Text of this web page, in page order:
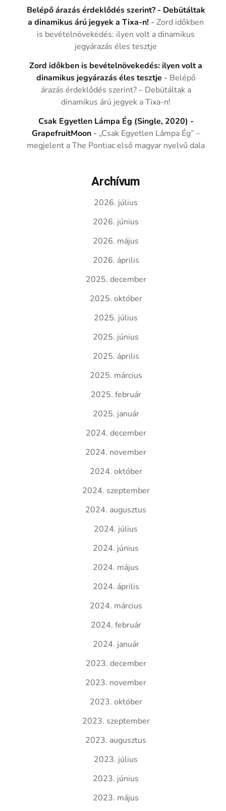
Belépő árazás érdeklődés szerint? - Debütáltak
a dinamikus árú jegyek a Tixa-n! -Zord időkben
is bevételnövekedés: ilyen volt a dinamikus
jegyárazás éles tesztje
Zord időkben is bevételnövekedés: ilyen volt a
dinamikus jegyárazás éles tesztje - Belépő
árazás érdeklődés szerint? – Debütáltak a
dinamikus árú jegyek a Tixa-n!
Csak Egyetlen Lámpa Ég (Single, 2020) -
GrapefruitMoon - „Csak Egyetlen Lámpa Ég” –
megjelent a The Pontiac első magyar nyelvű dala
Archívum
2026. július
2026. június
2026. május
2026. április
2025. december
2025. október
2025. július
2025. június
2025. április
2025. március
2025. február
2025. január
2024. december
2024. november
2024. október
2024. szeptember
2024. augusztus
2024. július
2024. június
2024. május
2024. április
2024. március
2024. február
2024. január
2023. december
2023. november
2023. október
2023. szeptember
2023. augusztus
2023. július
2023. június
2023. május